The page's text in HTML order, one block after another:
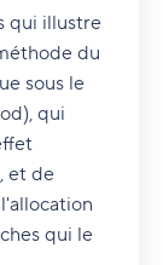
qui illustre
du
sous le
qui
et de
qui le